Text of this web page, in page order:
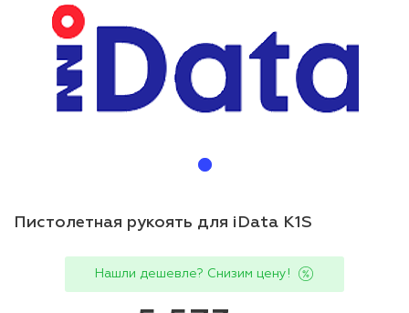
Пистолетная рукоять для iData K1S
Нашли дешевле? Снизим цену!